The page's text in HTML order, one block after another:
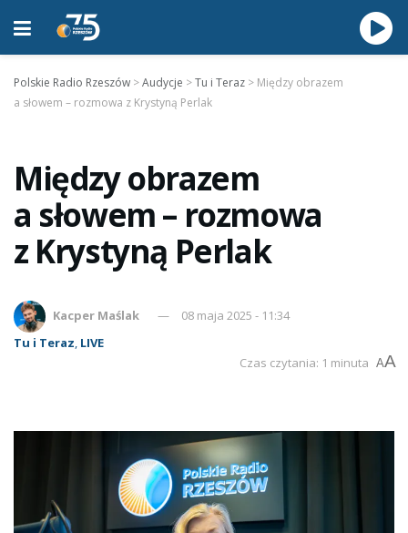
Polskie Radio Rzeszów >Audycje >Tu i Teraz > Między obrazem
a słowem – rozmowa z Krystyną Perlak
Między obrazem
a słowem – rozmowa
z Krystyną Perlak
Kacper Maślak
08 maja 2025 - 11:34
Tu i Teraz, LIVE
Czas czytania: 1 minuta AA